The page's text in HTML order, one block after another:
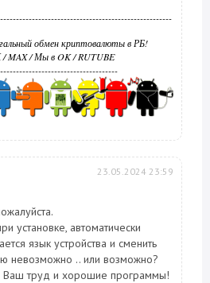
обмен криптовалюты в РБ!
/MAX/Мы в OK/RUTUBE
23.05.2024 23:59
установке, автоматически
язык устройства и сменить
невозможно .. или возможно?
Ваш труд и хорошие программы!